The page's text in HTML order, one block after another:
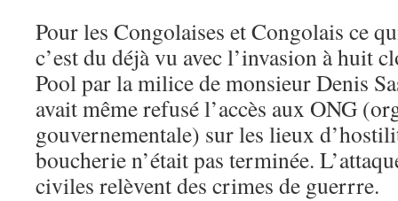
Pour les Congolaises et Congolais ce
c’est du déjà vu avec l’invasion à huit
Pool par la milice de monsieur Denis
avait même refusé l’accès aux ONG
gouvernementale) sur les lieux
boucherie n’était pas terminée.
civiles relèvent des crimes de guerrre.